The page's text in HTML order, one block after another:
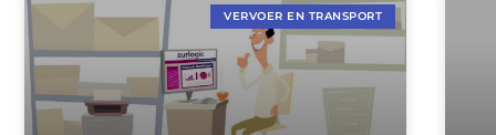
VERVOER EN TRANSPORT